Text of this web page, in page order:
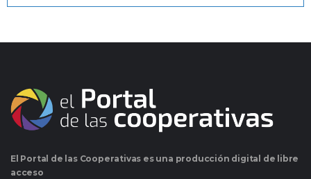
El Portal de las Cooperativas es una producción digital de libre
acceso